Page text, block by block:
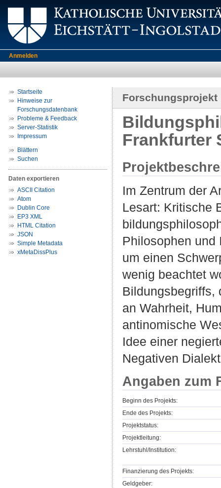
Anmelden
Startseite
Hinweise zur
Forschungsdatenbank
Probleme & Feedback
Server-Statistik
Impressum
Blättern
Suchen
Daten exportieren
ASCII Citation
Atom
Dublin Core
EP3 XML
HTML Citation
JSON
Simple Metadata
xMetaDissPlus
Forschungsprojekt
Frankfurter
Im Zentrum der
Lesart: Kritische
Philosophen und
um einen
wenig beachtet
Bildungsbegriffs,
an Wahrheit,
antinomische
Idee einer
Negativen
Angaben zum
Beginn des Projekts:
Ende des Projekts:
Projektstatus:
Projektleitung:
Lehrstuhl/Institution:
Finanzierung des Projekts:
Geldgeber: